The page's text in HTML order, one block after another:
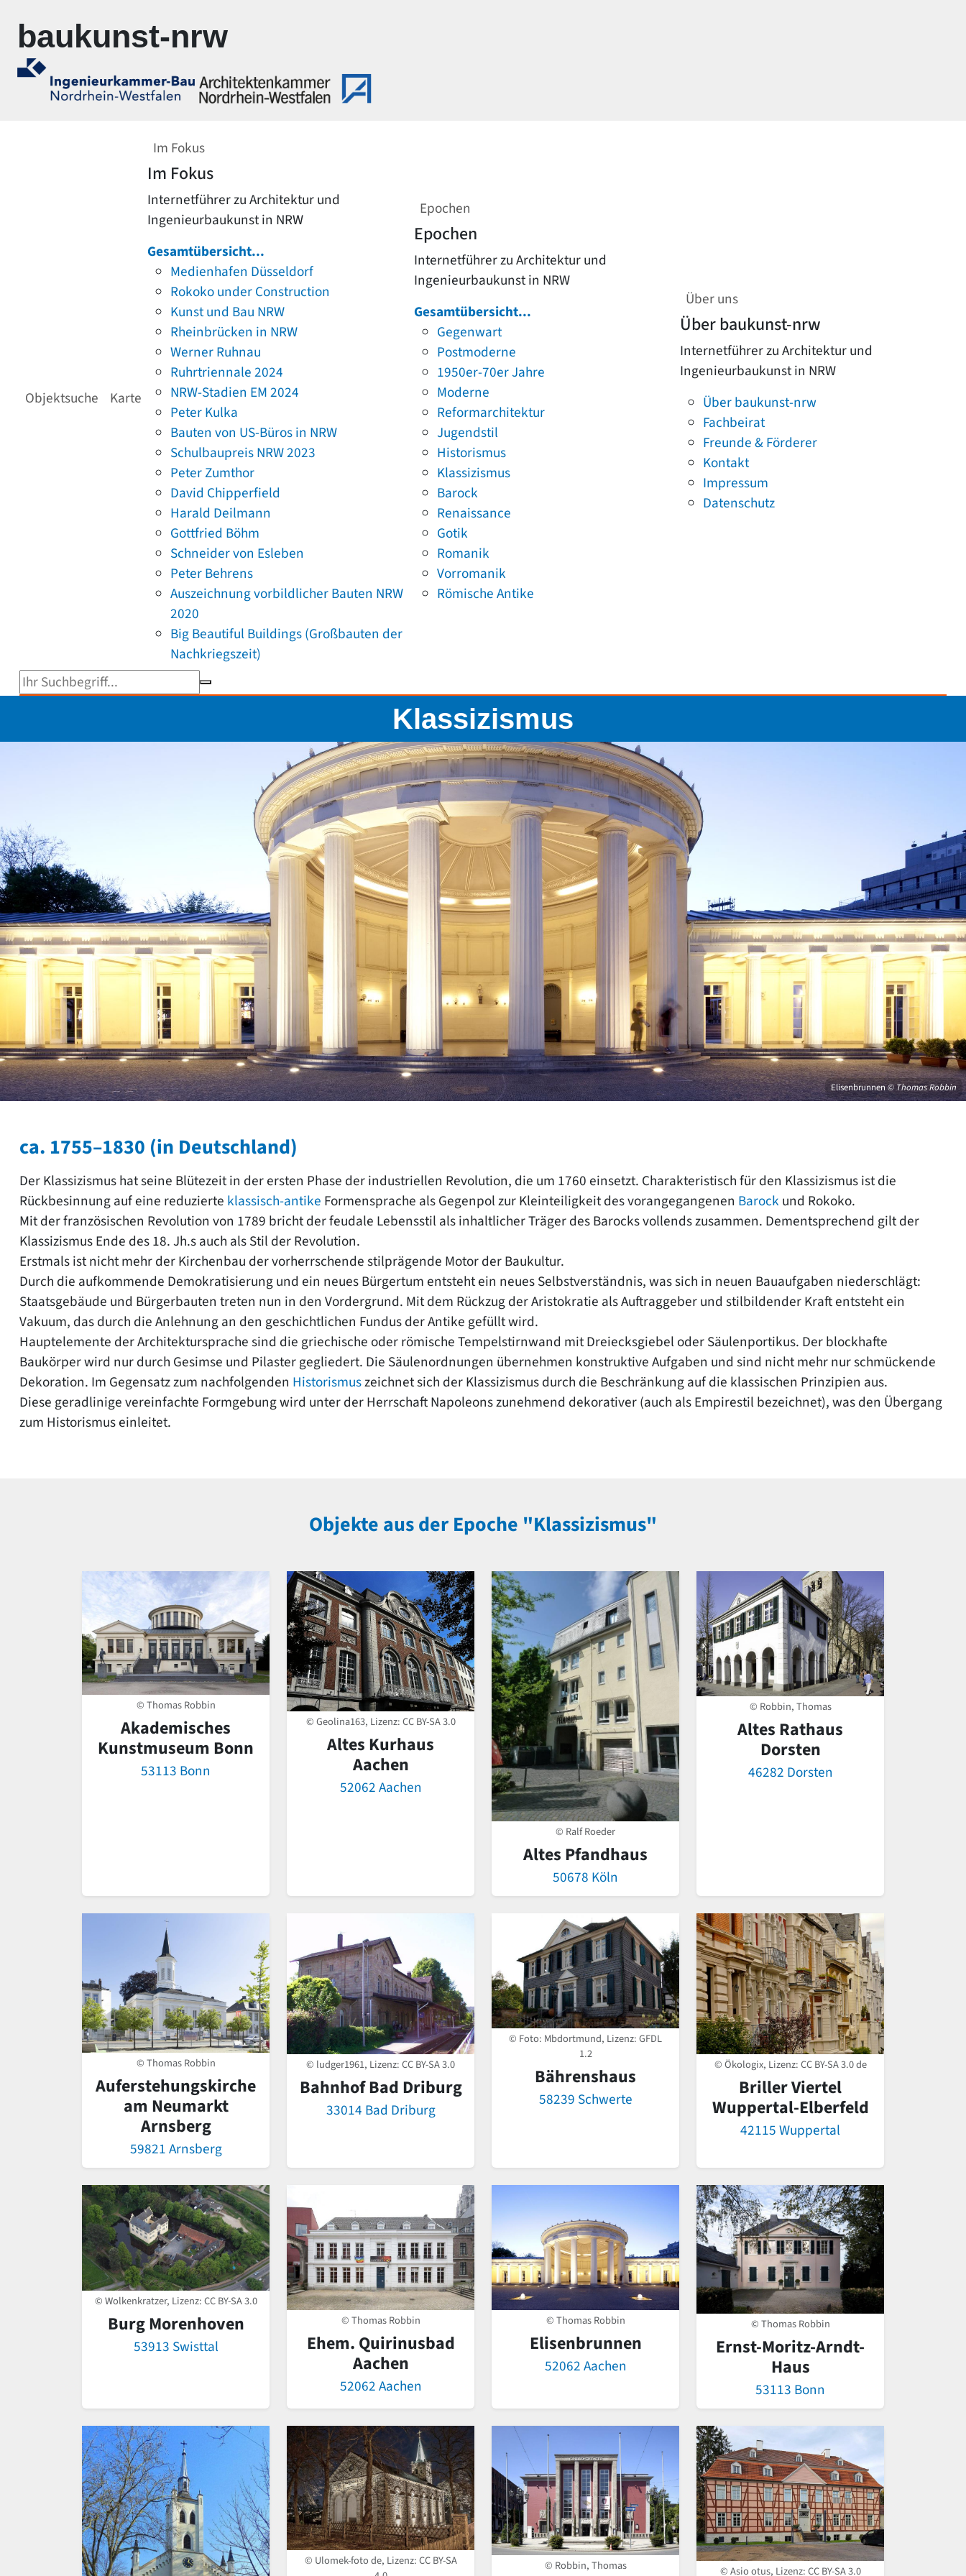
baukunst-nrw
Objektsuche Karte
Im Fokus
Im Fokus
Internetführer zu Architektur und
Ingenieurbaukunst in NRW
Gesamtübersicht...
Medienhafen Düsseldorf
Rokoko under Construction
Kunst und Bau NRW
Rheinbrücken in NRW
Werner Ruhnau
Ruhrtriennale 2024
NRW-Stadien EM 2024
Peter Kulka
Bauten von US-Büros in NRW
Schulbaupreis NRW 2023
Peter Zumthor
David Chipperfield
Harald Deilmann
Gottfried Böhm
Schneider von Esleben
Peter Behrens
Auszeichnung vorbildlicher Bauten NRW
2020
Big Beautiful Buildings (Großbauten der
Nachkriegszeit)
Epochen
Epochen
Internetführer zu Architektur und
Ingenieurbaukunst in NRW
Gesamtübersicht...
Gegenwart
Postmoderne
1950er-70er Jahre
Moderne
Reformarchitektur
Jugendstil
Historismus
Klassizismus
Barock
Renaissance
Gotik
Romanik
Vorromanik
Römische Antike
Über uns
Über baukunst-nrw
Internetführer zu Architektur und
Ingenieurbaukunst in NRW
Über baukunst-nrw
Fachbeirat
Freunde & Förderer
Kontakt
Impressum
Datenschutz
Suchbegriff eingeben
Klassizismus
Elisenbrunnen© Thomas Robbin
ca. 1755–1830 (in Deutschland)
Der Klassizismus hat seine Blütezeit in der ersten Phase der industriellen Revolution, die um 1760 einsetzt. Charakteristisch für den Klassizismus ist die
Rückbesinnung auf eine reduzierte klassisch-antike Formensprache als Gegenpol zur Kleinteiligkeit des vorangegangenen Barock und Rokoko.
Mit der französischen Revolution von 1789 bricht der feudale Lebensstil als inhaltlicher Träger des Barocks vollends zusammen. Dementsprechend gilt der
Klassizismus Ende des 18. Jh.s auch als Stil der Revolution.
Erstmals ist nicht mehr der Kirchenbau der vorherrschende stilprägende Motor der Baukultur.
Durch die aufkommende Demokratisierung und ein neues Bürgertum entsteht ein neues Selbstverständnis, was sich in neuen Bauaufgaben niederschlägt:
Staatsgebäude und Bürgerbauten treten nun in den Vordergrund. Mit dem Rückzug der Aristokratie als Auftraggeber und stilbildender Kraft entsteht ein
Vakuum, das durch die Anlehnung an den geschichtlichen Fundus der Antike gefüllt wird.
Hauptelemente der Architektursprache sind die griechische oder römische Tempelstirnwand mit Dreiecksgiebel oder Säulenportikus. Der blockhafte
Baukörper wird nur durch Gesimse und Pilaster gegliedert. Die Säulenordnungen übernehmen konstruktive Aufgaben und sind nicht mehr nur schmückende
Dekoration. Im Gegensatz zum nachfolgenden Historismuszeichnet sich der Klassizismus durch die Beschränkung auf die klassischen Prinzipien aus.
Diese geradlinige vereinfachte Formgebung wird unter der Herrschaft Napoleons zunehmend dekorativer (auch als Empirestil bezeichnet), was den Übergang
zum Historismus einleitet.
Objekte aus der Epoche "Klassizismus"
© Thomas Robbin
Akademisches
Kunstmuseum Bonn
53113 Bonn
© Geolina163, Lizenz:CC BY-SA 3.0
Altes Kurhaus
Aachen
52062 Aachen
© Ralf Roeder
Altes Pfandhaus
50678 Köln
© Robbin, Thomas
Altes Rathaus
Dorsten
46282 Dorsten
© Thomas Robbin
Auferstehungskirche
am Neumarkt
Arnsberg
59821 Arnsberg
© ludger1961, Lizenz:CC BY-SA 3.0
Bahnhof Bad Driburg
33014 Bad Driburg
© Foto: Mbdortmund, Lizenz: GFDL
1.2
Bährenshaus
58239 Schwerte
© Ökologix, Lizenz:CC BY-SA 3.0 de
Briller Viertel
Wuppertal-Elberfeld
42115 Wuppertal
© Wolkenkratzer, Lizenz:CC BY-SA 3.0
Burg Morenhoven
53913 Swisttal
© Thomas Robbin
Ehem. Quirinusbad
Aachen
52062 Aachen
© Thomas Robbin
Elisenbrunnen
52062 Aachen
© Thomas Robbin
Ernst-Moritz-Arndt-
Haus
53113 Bonn
© Ulomek-foto de, Lizenz:CC BY-SA
© Robbin, Thomas © Asio otus, Lizenz:CC BY-SA 3.0